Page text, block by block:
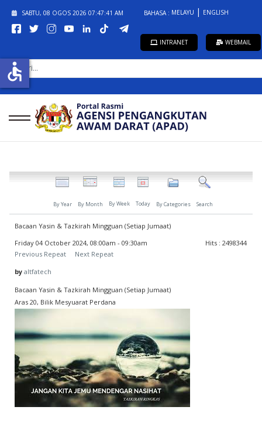
SABTU, 08 OGOS 2026 07:47:41 AM BAHASA : MELAYU ENGLISH
INTRANET WEBMAIL
CARI...
By Year By Month By Week Today By Categories Search
Bacaan Yasin & Tazkirah Mingguan (Setiap Jumaat)
Friday 04 October 2024, 08:00am - 09:30am
Previous Repeat
Next Repeat
Hits : 2498344
by altfatech
Bacaan Yasin & Tazkirah Mingguan (Setiap Jumaat)
Aras 20, Bilik Mesyuarat Perdana
accessible